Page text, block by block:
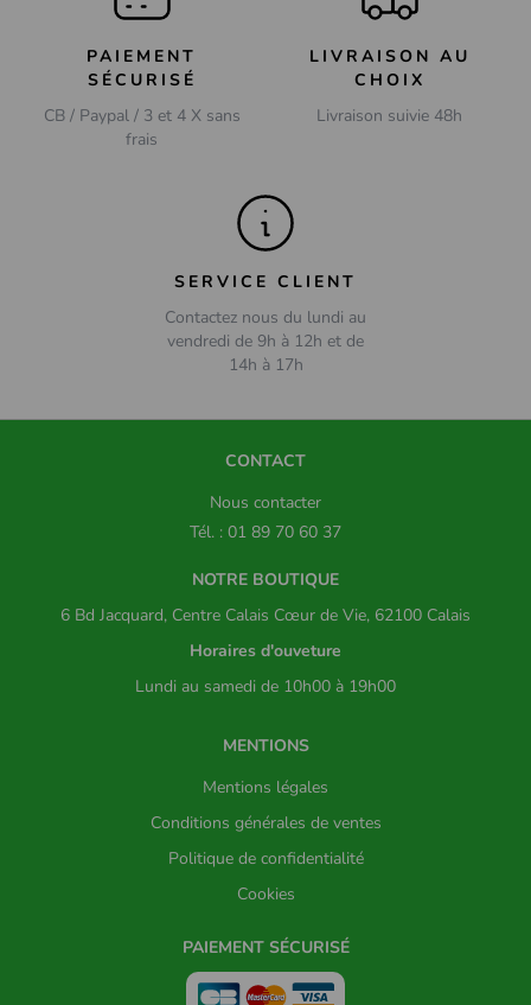
PAIEMENT
SÉCURISÉ
CB / Paypal / 3 et 4 X sans
frais
LIVRAISON AU
CHOIX
Livraison suivie 48h
SERVICE CLIENT
Contactez nous du lundi au
vendredi de 9h à 12h et de
14h à 17h
CONTACT
Nous contacter
Tél. : 01 89 70 60 37
NOTRE BOUTIQUE
6 Bd Jacquard, Centre Calais Cœur de Vie, 62100 Calais
Horaires d'ouveture
Lundi au samedi de 10h00 à 19h00
MENTIONS
Mentions légales
Conditions générales de ventes
Politique de confidentialité
Cookies
PAIEMENT SÉCURISÉ